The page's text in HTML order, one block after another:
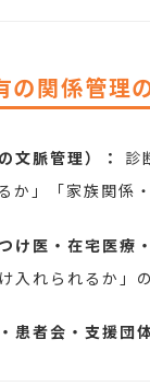
の関係管理
文脈管理）：
診
か」「家族関係
け医・在宅医療
入れられるか」
患者会・支援団